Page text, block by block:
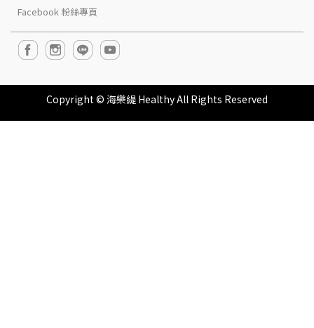
Facebook 粉絲專頁
Copyright © 海樂緹 HealthyAll Rights Reserved